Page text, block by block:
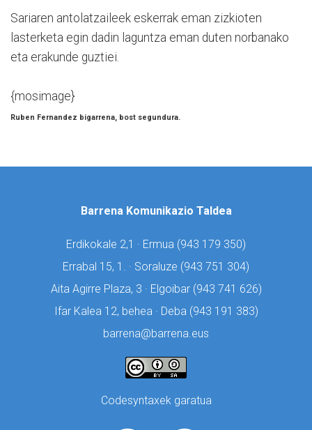
Sariaren antolatzaileek eskerrak eman zizkioten
lasterketa egin dadin laguntza eman duten norbanako
eta erakunde guztiei.
{mosimage}
Ruben Fernandez bigarrena, bost segundura.
Barrena Komunikazio Taldea
Erdikokale 2,1 · Ermua (943 179 350)
Errabal 15, 1. · Soraluze (943 751 304)
Aita Agirre Plaza, 3 · Elgoibar (943 741 626)
Ifar Kalea 12, behea · Deba (943 191 383)
barrena@barrena.eus
Codesyntaxek garatua